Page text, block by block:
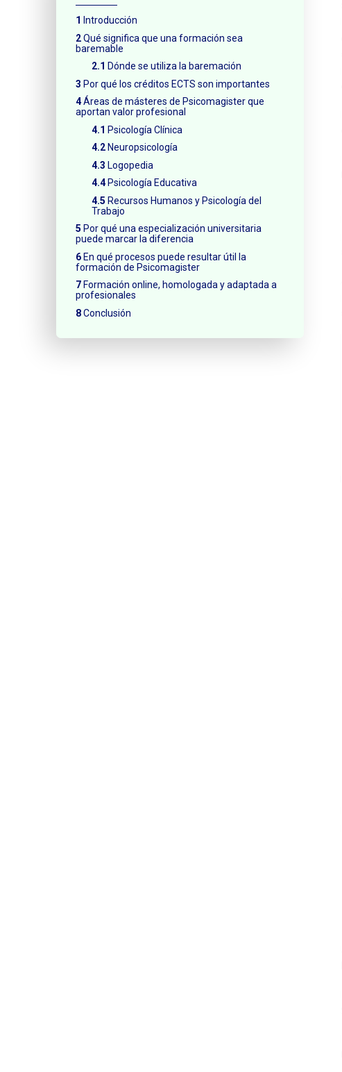
Introducción
Qué significa que una formación sea
baremable
Dónde se utiliza la baremación
Por qué los créditos ECTS son importantes
Áreas de másteres de Psicomagister que
aportan valor profesional
Psicología Clínica
Neuropsicología
Logopedia
Psicología Educativa
Recursos Humanos y Psicología del
Trabajo
Por qué una especialización universitaria
puede marcar la diferencia
En qué procesos puede resultar útil la
formación de Psicomagister
Formación online, homologada y adaptada a
profesionales
Conclusión